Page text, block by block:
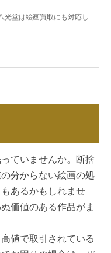
光堂は絵画買取にも対応し
ていませんか。断捨
分からない絵画の処
あるかもしれませ
価値のある作品がま
値で取引されている